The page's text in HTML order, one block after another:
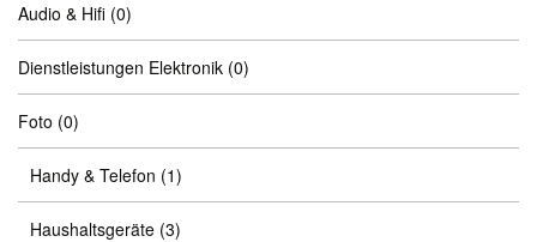
Audio & Hifi (0)
Dienstleistungen Elektronik (0)
Foto (0)
Handy & Telefon (1)
Haushaltsgeräte (3)